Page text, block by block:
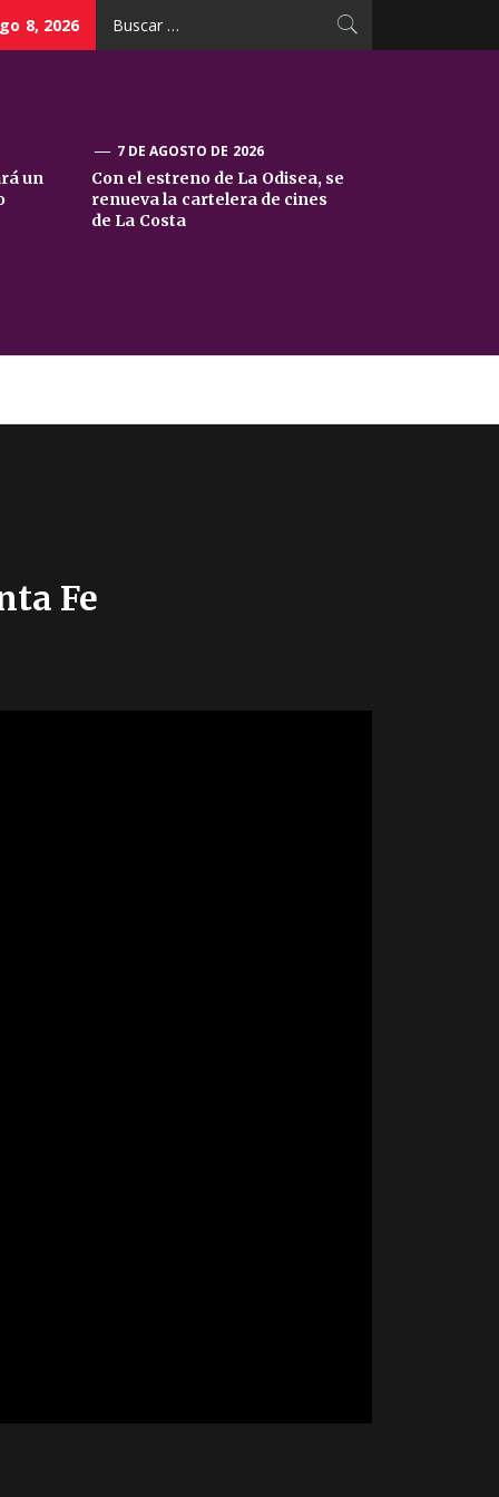
8, 2026
un
7 DE AGOSTO DE 2026
Con el estreno de La Odisea, se
renueva la cartelera de cines
de La Costa
Fe